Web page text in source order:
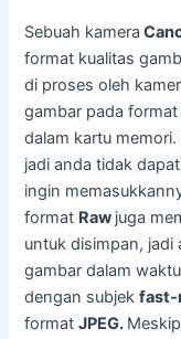
Sebuah kamera
format kualitas
di proses oleh
gambar pada
dalam kartu memori.
jadi anda tidak
ingin
format Raw juga
untuk disimpan,
gambar dalam
dengan subjekfast-
formatJPEG.